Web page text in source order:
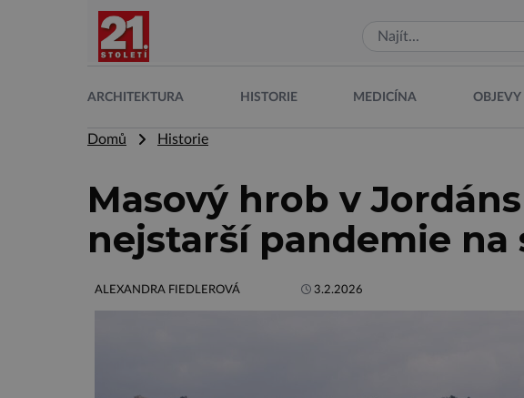
ARCHITEKTURA HISTORIE MEDICÍNA OBJEVY
Domů Historie
Masový hrob v
nejstarší pandemie na
ALEXANDRA FIEDLEROVÁ 3.2.2026